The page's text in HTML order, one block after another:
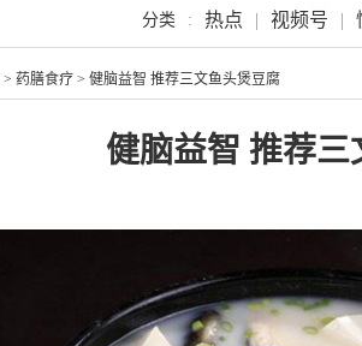
分类 : 热点 | 视频号 |
> 药膳食疗 > 健脑益智 推荐三文鱼头煲豆腐
健脑益智 推荐三